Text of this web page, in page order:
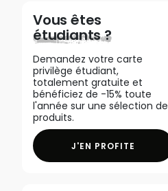
Vous êtes
étudiants ?
Demandez votre carte
privilège étudiant,
totalement gratuite et
bénéficiez de -15% toute
l'année sur une sélection de
produits.
J'EN PROFITE